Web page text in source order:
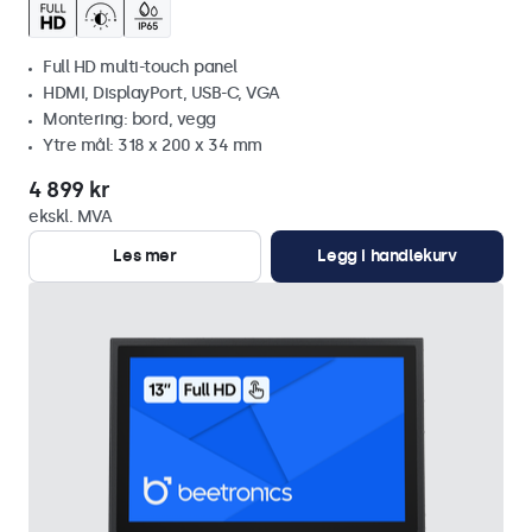
Full HD multi-touch panel
HDMI, DisplayPort, USB-C, VGA
Montering: bord, vegg
Ytre mål: 318 x 200 x 34 mm
4 899 kr
ekskl. MVA
Les mer
Legg i handlekurv